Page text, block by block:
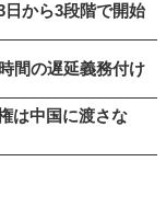
から3段階で開始
間の遅延義務付け
は中国に渡さな